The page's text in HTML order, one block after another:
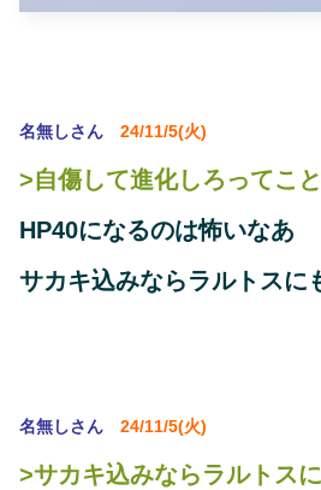
名無しさん 24/11/5(火)
>自傷して進化しろってこ
HP40になるのは怖いなあ
サカキ込みならラルトスに
名無しさん 24/11/5(火)
>サカキ込みならラルトス